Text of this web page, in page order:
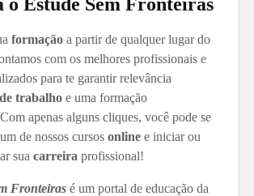
formação a partir de qualquer lugar do
com os melhores profissionais e
para te garantir relevância
trabalho e uma formação
apenas alguns cliques, você pode se
de nossos cursos online e iniciar ou
sua carreira profissional!
Fronteiras é um portal de educação da